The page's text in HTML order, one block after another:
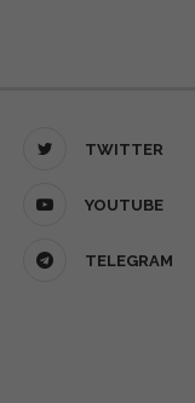
TWITTER
YOUTUBE
TELEGRAM